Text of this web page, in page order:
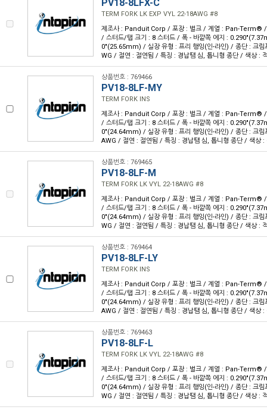
PV18-8LFX-C
TERM FORK LK EXP VYL 22-18AWG #8
제조사 : Panduit Corp / 포장 : 벌크 / 계열 : Pan-Term® /
/ 스터드/탭 크기 : 8 스터드 / 폭 - 바깥쪽 에지 :
0"(25.65mm) / 실장 유형 : 프리 행잉(인-라인) / 종단 : 크림
WG / 절연 : 절연됨 / 특징 : 경납땜 심, 톱니형 종단 / 색상 :
상품번호 : 769466
PV18-8LF-MY
TERM FORK INS
제조사 : Panduit Corp / 포장 : 벌크 / 계열 : Pan-Term® /
/ 스터드/탭 크기 : 8 스터드 / 폭 - 바깥쪽 에지 :
0"(24.64mm) / 실장 유형 : 프리 행잉(인-라인) / 종단 : 크림
AWG / 절연 : 절연됨 / 특징 : 경납땜 심, 톱니형 종단 / 색상 :
상품번호 : 769465
PV18-8LF-M
TERM FORK LK VYL 22-18AWG #8
제조사 : Panduit Corp / 포장 : 벌크 / 계열 : Pan-Term® /
/ 스터드/탭 크기 : 8 스터드 / 폭 - 바깥쪽 에지 :
0"(24.64mm) / 실장 유형 : 프리 행잉(인-라인) / 종단 : 크림
WG / 절연 : 절연됨 / 특징 : 경납땜 심, 톱니형 종단 / 색상 :
상품번호 : 769464
PV18-8LF-LY
TERM FORK INS
제조사 : Panduit Corp / 포장 : 벌크 / 계열 : Pan-Term® /
/ 스터드/탭 크기 : 8 스터드 / 폭 - 바깥쪽 에지 :
0"(24.64mm) / 실장 유형 : 프리 행잉(인-라인) / 종단 : 크림
AWG / 절연 : 절연됨 / 특징 : 경납땜 심, 톱니형 종단 / 색상 :
상품번호 : 769463
PV18-8LF-L
TERM FORK LK VYL 22-18AWG #8
제조사 : Panduit Corp / 포장 : 벌크 / 계열 : Pan-Term® /
/ 스터드/탭 크기 : 8 스터드 / 폭 - 바깥쪽 에지 :
0"(24.64mm) / 실장 유형 : 프리 행잉(인-라인) / 종단 : 크림
WG / 절연 : 절연됨 / 특징 : 경납땜 심, 톱니형 종단 / 색상 :